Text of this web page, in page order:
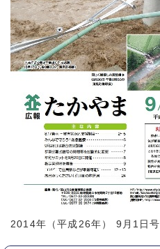
2014年（平成26年） 9月1日号